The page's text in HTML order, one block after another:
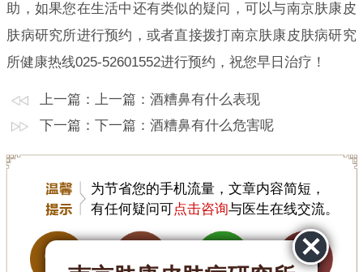
助，如果您在生活中还有类似的疑问，可以与南京肤康皮
肤病研究所进行预约，或者直接拨打南京肤康皮肤病研究
所健康热线025-52601552进行预约，祝您早日治疗！
上一篇：上一篇： 酒糟鼻有什么表现
下一篇：下一篇： 酒糟鼻有什么危害呢
为节省您的手机流量，文章内容简短，
有任何疑问可点击咨询与医生在线交流。